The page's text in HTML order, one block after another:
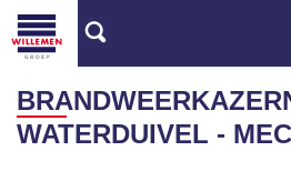
WATERDUIVEL -